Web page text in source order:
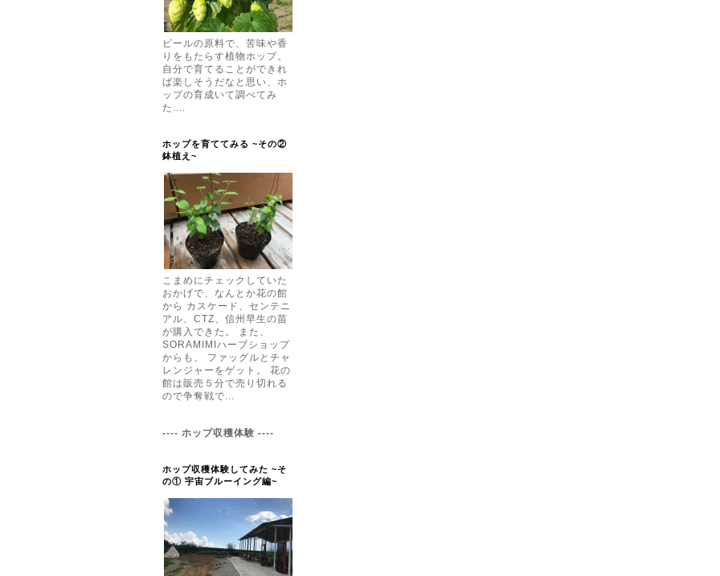
ビールの原料で、苦味や香
りをもたらす植物ホップ。
自分で育てることができれ
ば楽しそうだなと思い、ホ
ップの育成いて調べてみ
た....
ホップを育ててみる ~その②
鉢植え~
こまめにチェックしていた
おかげで、なんとか花の館
から カスケード、センテニ
アル、CTZ、信州早生の苗
が購入できた。 また、
SORAMIMIハーブショップ
からも、 ファッグルとチャ
レンジャーをゲット。 花の
館は販売５分で売り切れる
ので争奪戦で...
---- ホップ収穫体験 ----
ホップ収穫体験してみた ~そ
の① 宇宙ブルーイング編~